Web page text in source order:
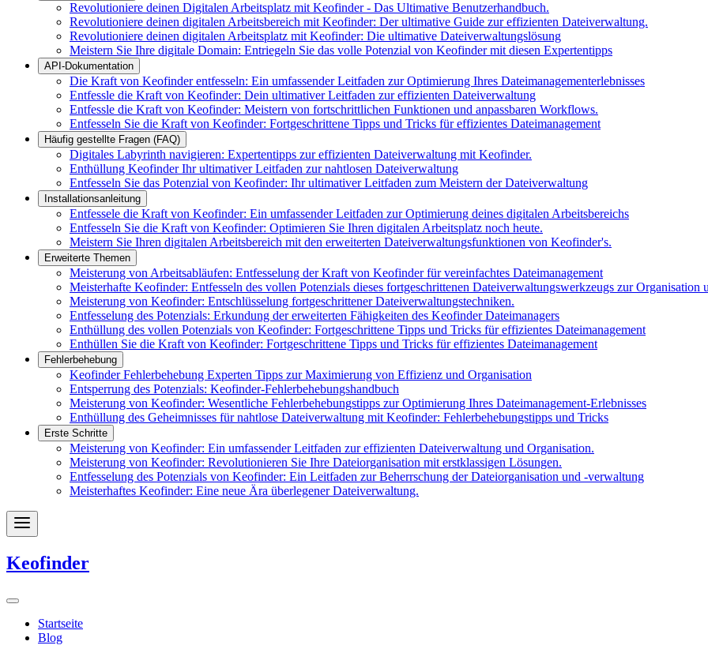
Revolutioniere deinen Digitalen Arbeitsplatz mit Keofinder - Das Ultimative Benutzerhandbuch.
Revolutioniere deinen digitalen Arbeitsbereich mit Keofinder: Der ultimative Guide zur effizienten Dateiverwaltung.
Revolutioniere deinen digitalen Arbeitsplatz mit Keofinder: Die ultimative Dateiverwaltungslösung
Meistern Sie Ihre digitale Domain: Entriegeln Sie das volle Potenzial von Keofinder mit diesen Expertentipps
API-Dokumentation
Die Kraft von Keofinder entfesseln: Ein umfassender Leitfaden zur Optimierung Ihres Dateimanagementerlebnisses
Entfessle die Kraft von Keofinder: Dein ultimativer Leitfaden zur effizienten Dateiverwaltung
Entfessle die Kraft von Keofinder: Meistern von fortschrittlichen Funktionen und anpassbaren Workflows.
Entfesseln Sie die Kraft von Keofinder: Fortgeschrittene Tipps und Tricks für effizientes Dateimanagement
Häufig gestellte Fragen (FAQ)
Digitales Labyrinth navigieren: Expertentipps zur effizienten Dateiverwaltung mit Keofinder.
Enthüllung Keofinder Ihr ultimativer Leitfaden zur nahtlosen Dateiverwaltung
Entfesseln Sie das Potenzial von Keofinder: Ihr ultimativer Leitfaden zum Meistern der Dateiverwaltung
Installationsanleitung
Entfessele die Kraft von Keofinder: Ein umfassender Leitfaden zur Optimierung deines digitalen Arbeitsbereichs
Entfesseln Sie die Kraft von Keofinder: Optimieren Sie Ihren digitalen Arbeitsplatz noch heute.
Meistern Sie Ihren digitalen Arbeitsbereich mit den erweiterten Dateiverwaltungsfunktionen von Keofinder's.
Erweiterte Themen
Meisterung von Arbeitsabläufen: Entfesselung der Kraft von Keofinder für vereinfachtes Dateimanagement
Meisterhafte Keofinder: Entfesseln des vollen Potenzials dieses fortgeschrittenen Dateiverwaltungswerkzeugs zur
Meisterung von Keofinder: Entschlüsselung fortgeschrittener Dateiverwaltungstechniken.
Entfesselung des Potenzials: Erkundung der erweiterten Fähigkeiten des Keofinder Dateimanagers
Enthüllung des vollen Potenzials von Keofinder: Fortgeschrittene Tipps und Tricks für effizientes Dateimanagement
Enthüllen Sie die Kraft von Keofinder: Fortgeschrittene Tipps und Tricks für effizientes Dateimanagement
Fehlerbehebung
Keofinder Fehlerbehebung Experten Tipps zur Maximierung von Effizienz und Organisation
Entsperrung des Potenzials: Keofinder-Fehlerbehebungshandbuch
Meisterung von Keofinder: Wesentliche Fehlerbehebungstipps zur Optimierung Ihres Dateimanagement-Erlebnisses
Enthüllung des Geheimnisses für nahtlose Dateiverwaltung mit Keofinder: Fehlerbehebungstipps und Tricks
Erste Schritte
Meisterung von Keofinder: Ein umfassender Leitfaden zur effizienten Dateiverwaltung und Organisation.
Meisterung von Keofinder: Revolutionieren Sie Ihre Dateiorganisation mit erstklassigen Lösungen.
Entfesselung des Potenzials von Keofinder: Ein Leitfaden zur Beherrschung der Dateiorganisation und -verwaltung
Meisterhaftes Keofinder: Eine neue Ära überlegener Dateiverwaltung.
Keofinder
Startseite
Blog